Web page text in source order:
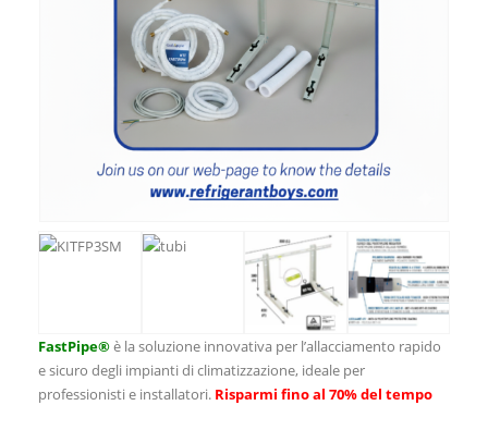
FastPipe®è la soluzione innovativa per l’allacciamento rapido
e sicuro degli impianti di climatizzazione, ideale per
professionisti e installatori. Risparmi fino al 70% del tempo